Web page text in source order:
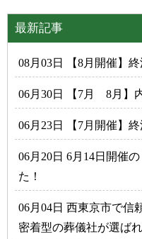
最新記事
08月03日 【8月開催】
06月30日 【7月 8月】
06月23日 【7月開催】
06月20日 6月14日開催
た！
06月04日 西東京市で信
密着型の葬儀社が選ば